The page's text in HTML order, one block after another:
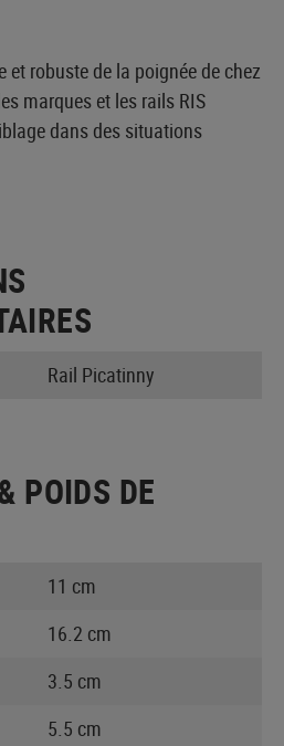
et robuste de la poignée de chez
marques et les rails RIS
dans des situations
Rail Picatinny
POIDS DE
11 cm
16.2 cm
3.5 cm
5.5 cm